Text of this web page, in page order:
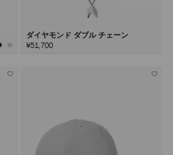
ダイヤモンド ダブル チェーン
¥51,700